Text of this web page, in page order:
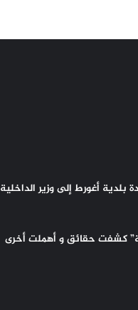
أغورط إلى وزير الداخلية
كشفت حقائق و أهملت أخرى